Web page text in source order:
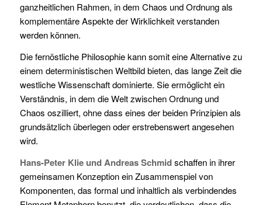
ganzheitlichen Rahmen, in dem Chaos und Ordnung als
komplementäre Aspekte der Wirklichkeit verstanden
werden können.
Die fernöstliche Philosophie kann somit eine Alternative zu
einem deterministischen Weltbild bieten, das lange Zeit die
westliche Wissenschaft dominierte. Sie ermöglicht ein
Verständnis, in dem die Welt zwischen Ordnung und
Chaos oszilliert, ohne dass eines der beiden Prinzipien als
grundsätzlich überlegen oder erstrebenswert angesehen
wird.
Hans-Peter Klie und Andreas Schmidschaffen in ihrer
gemeinsamen Konzeption ein Zusammenspiel von
Komponenten, das formal und inhaltlich als verbindendes